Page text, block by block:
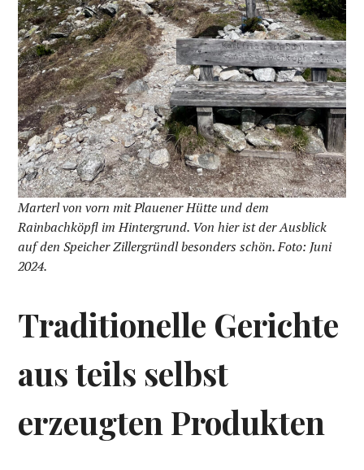
Marterl von vorn mit Plauener Hütte und dem
Rainbachköpfl im Hintergrund. Von hier ist der Ausblick
auf den Speicher Zillergründl besonders schön. Foto: Juni
2024.
Traditionelle Gerichte
aus teils selbst
erzeugten Produkten